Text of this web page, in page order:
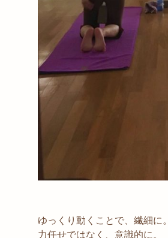
ゆっくり動くことで、繊細に。
力任せではなく、意識的に。